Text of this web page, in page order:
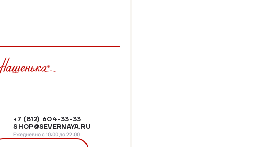
+7 (812) 604-33-33
SHOP@SEVERNAYA.RU
Ежедневно с 10:00 до 22:00